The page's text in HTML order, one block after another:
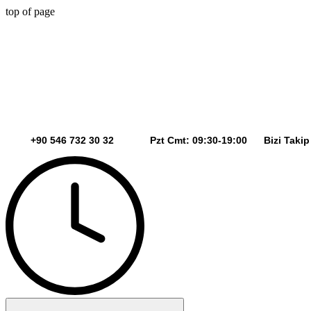
top of page
+90 546 732 30 32 Pzt Cmt: 09:30-19:00 Bizi Takip